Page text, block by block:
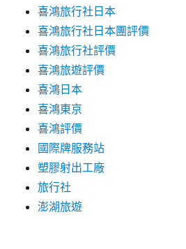
喜鴻旅行社日本
喜鴻旅行社日本團評價
喜鴻旅行社評價
喜鴻旅遊評價
喜鴻日本
喜鴻東京
喜鴻評價
國際牌服務站
塑膠射出工廠
旅行社
澎湖旅遊